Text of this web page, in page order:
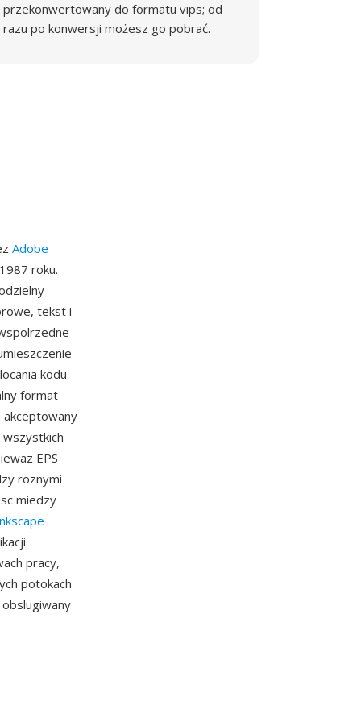
przekonwertowany do formatu vips; od
razu po konwersji możesz go pobrać.
Adobe
roku.
tekst i
kodu
format
EPS
roznymi
miedzy
pracy,
potokach